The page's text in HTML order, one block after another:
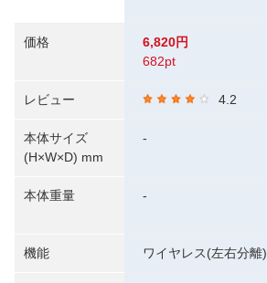
価格
レビュー
本体サイズ
(H×W×D) mm
本体重量
機能
6,820円
682pt
4.2
-
-
ワイヤレス(左右分離)